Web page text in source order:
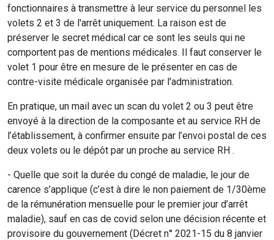
fonctionnaires à transmettre à leur service du personnel les
volets 2 et 3 de l'arrêt uniquement. La raison est de
préserver le secret médical car ce sont les seuls qui ne
comportent pas de mentions médicales. Il faut conserver le
volet 1 pour être en mesure de le présenter en cas de
contre-visite médicale organisée par l'administration.
En pratique, un mail avec un scan du volet 2 ou 3 peut être
envoyé à la direction de la composante et au service RH de
l’établissement, à confirmer ensuite par l’envoi postal de ces
deux volets ou le dépôt par un proche au service RH .
- Quelle que soit la durée du congé de maladie, le jour de
carence s’applique (c’est à dire le non paiement de 1/30ème
de la rémunération mensuelle pour le premier jour d’arrêt
maladie), sauf en cas de covid selon une décision récente et
provisoire du gouvernement (Décret n° 2021-15 du 8 janvier